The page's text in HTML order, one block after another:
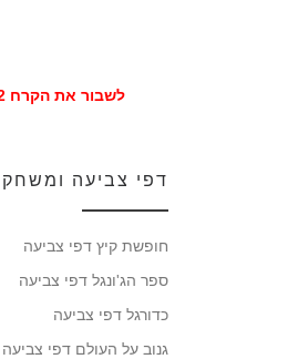
לשבור את הקרח 2 הסרט
דפי צביעה
חופשת קיץ דפי צביעה
ספר הג'ונגל דפי צביעה
כדורגל דפי צביעה
גנוב על העולם דפי צביעה